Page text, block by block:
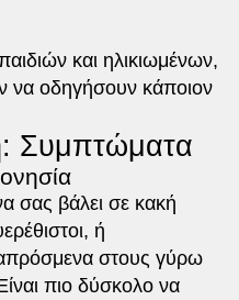
και ηλικιωμένων,
να οδηγήσουν κάποιον
Συμπτώματα
σας βάλει σε κακή
ή
στους γύρω
πιο δύσκολο να